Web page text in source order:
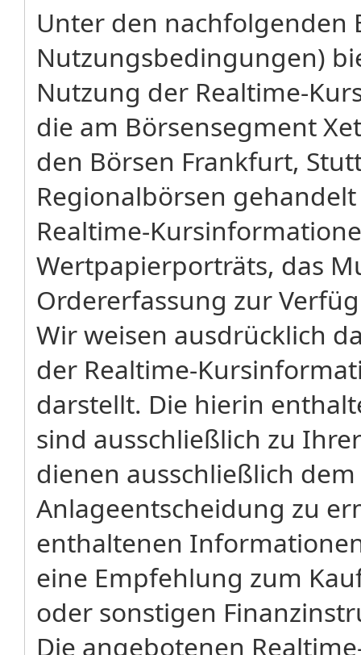
Unter den nachfolgenden
Nutzungsbedingungen)
Nutzung der Realtime-
die am Börsensegment
den Börsen Frankfurt,
Regionalbörsen
Realtime-
Wertpapierporträts, das
Ordererfassung zur
Wir weisen ausdrücklich
der Realtime-
darstellt. Die hierin
sind ausschließlich zu
dienen ausschließlich
Anlageentscheidung zu
enthaltenen
eine Empfehlung zum
oder sonstigen
Die angebotenen